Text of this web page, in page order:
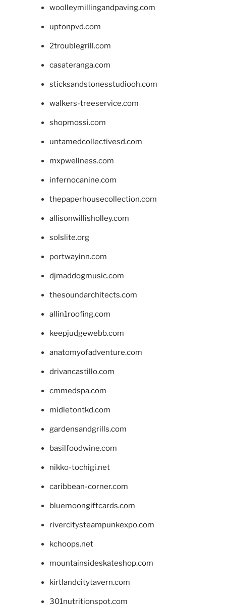
woolleymillingandpaving.com
uptonpvd.com
2troublegrill.com
casateranga.com
sticksandstonesstudiooh.com
walkers-treeservice.com
shopmossi.com
untamedcollectivesd.com
mxpwellness.com
infernocanine.com
thepaperhousecollection.com
allisonwillisholley.com
solslite.org
portwayinn.com
djmaddogmusic.com
thesoundarchitects.com
allin1roofing.com
keepjudgewebb.com
anatomyofadventure.com
drivancastillo.com
cmmedspa.com
midletontkd.com
gardensandgrills.com
basilfoodwine.com
nikko-tochigi.net
caribbean-corner.com
bluemoongiftcards.com
rivercitysteampunkexpo.com
kchoops.net
mountainsideskateshop.com
kirtlandcitytavern.com
301nutritionspot.com